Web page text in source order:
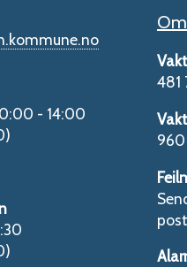
- 14:00
481
960